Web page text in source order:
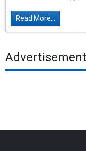
Read More...
Advertisement